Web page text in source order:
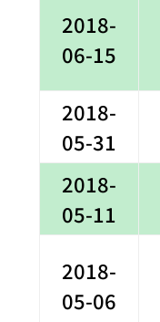
2018-
06-15
2018-
05-31
2018-
05-11
2018-
05-06